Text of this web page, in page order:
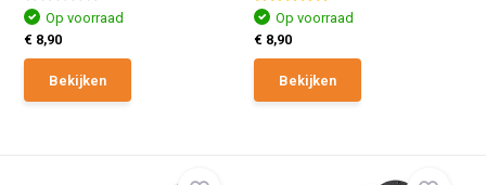
Op voorraad
€ 8,90
Bekijken
Op voorraad
€ 8,90
Bekijken